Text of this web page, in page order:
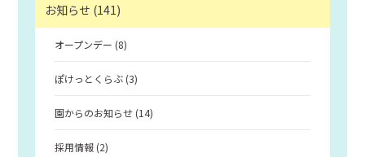
お知らせ (141)
オープンデー (8)
ぽけっとくらぶ (3)
園からのお知らせ (14)
採用情報 (2)